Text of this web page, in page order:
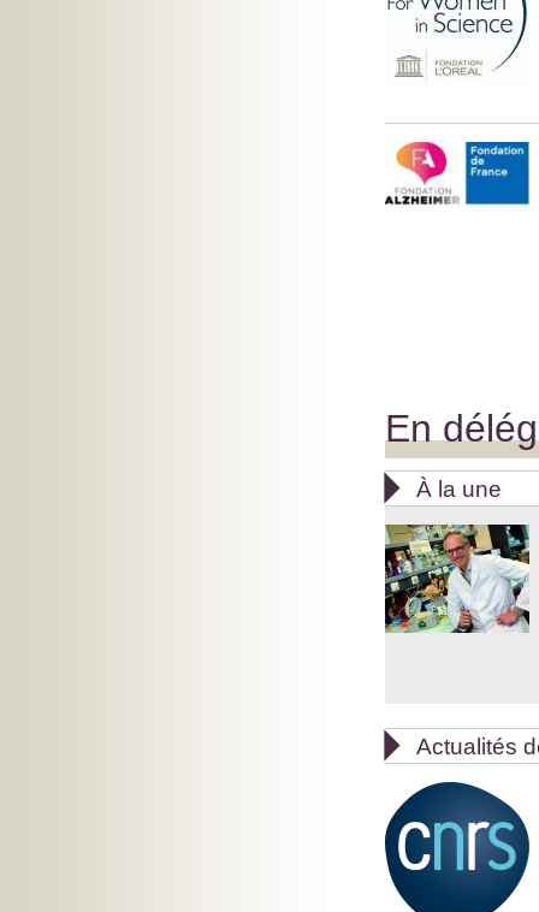
En
 À la une
 Actualités